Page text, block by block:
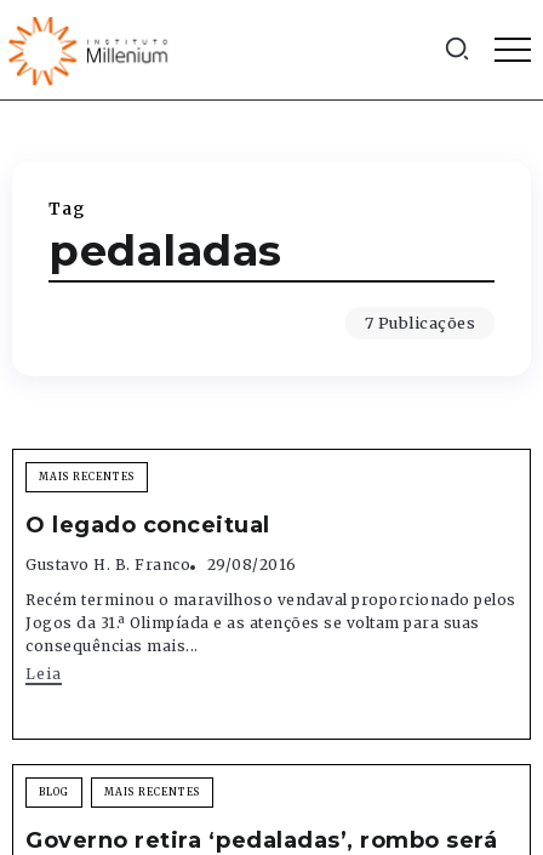
Tag
pedaladas
7 Publicações
MAIS RECENTES
O legado conceitual
Gustavo H. B. Franco
29/08/2016
Recém terminou o maravilhoso vendaval proporcionado pelos
Jogos da 31.ª Olimpíada e as atenções se voltam para suas
consequências mais...
Leia
BLOG MAIS RECENTES
Governo retira ‘pedaladas’, rombo será